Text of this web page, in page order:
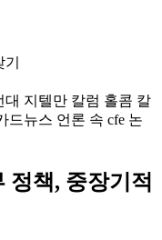
기
대 지텔만 칼럼 홀콤 칼
드뉴스 언론 속 cfe 논
정책, 중장기적